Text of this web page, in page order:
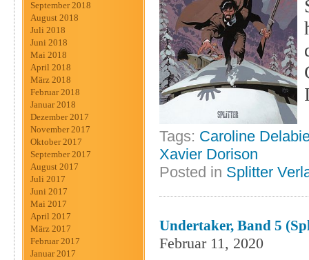
September 2018
August 2018
Juli 2018
Juni 2018
Mai 2018
April 2018
März 2018
Februar 2018
Januar 2018
Dezember 2017
November 2017
Oktober 2017
September 2017
August 2017
Juli 2017
Juni 2017
Mai 2017
April 2017
März 2017
Februar 2017
Januar 2017
Tags: Caroline
Xavier Dorison
Posted in Splitter
Undertaker, Band 5
Februar 11, 2020